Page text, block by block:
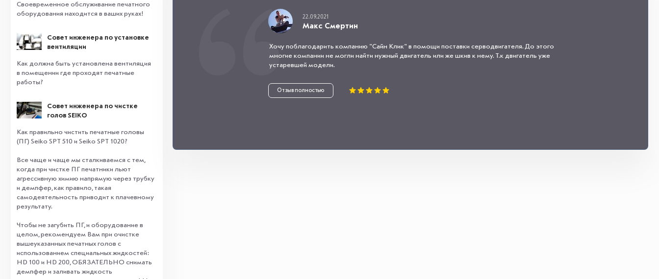
Своевременное обслуживание печатного
оборудования находится в ваших руках!
Совет инженера по установке
вентиляции
Как должна быть установлена вентиляция
в помещении где проходят печатные
работы?
Совет инженера по чистке
голов SEIKO
Как правильно чистить печатные головы
(ПГ) Seiko SPT 510 и Seiko SPT 1020?
Все чаще и чаще мы сталкиваемся с тем,
когда при чистке ПГ печатники льют
агрессивную химию напрямую через трубку
и демпфер, как правило, такая
самодеятельность приводит к плачевному
результату.
Чтобы не загубить ПГ, и оборудование в
целом, рекомендуем Вам при очистке
вышеуказанных печатных голов с
использованием специальных жидкостей:
HD 100 и HD 200, ОБЯЗАТЕЛЬНО снимать
демпфер и заливать жидкость
22.09.2021
Макс Смертин
Хочу поблагодарить компанию "Сайн Клик" в помощи поставки серводвигателя. До этого
многие компании не могли найти нужный двигатель или же шкив к нему. Т.к двигатель уже
устаревшей модели.
Отзыв полностью